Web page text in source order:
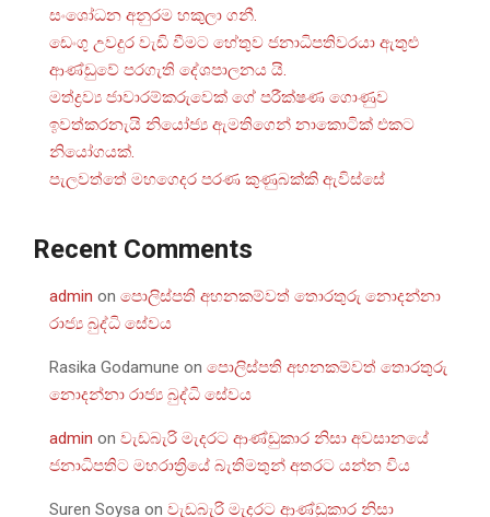
සංශෝධන අනුරම හකුලා ගනී.
ඩෙංගු උවදුර වැඩි වීමට හේතුව ජනාධිපතිවරයා ඇතුළු
ආණ්ඩුවේ පරගැති දේශපාලනය යි.
මත්ද්‍රව්‍ය ජාවාරම්කරුවෙක් ගේ පරීක්ෂණ ගොණුව
ඉවත්කරනැයි නියෝජ්‍ය ඇමතිගෙන් නාකොටික් එකට
නියෝගයක්.
පැලවත්තේ මහගෙදර පරණ කුණුබක්කි ඇවිස්සේ
Recent Comments
admin on පොලිස්පති අහනකම්වත් තොරතුරු නොදන්නා
රාජ්‍ය බුද්ධි සේවය
Rasika Godamune on පොලිස්පති අහනකම්වත් තොරතුරු
නොදන්නා රාජ්‍ය බුද්ධි සේවය
admin on වැඩබැරි මැදරට ආණ්ඩුකාර නිසා අවසානයේ
ජනාධිපතිට මහරාත්‍රියේ බැතිමතුන් අතරට යන්න විය
Suren Soysa on වැඩබැරි මැදරට ආණ්ඩුකාර නිසා